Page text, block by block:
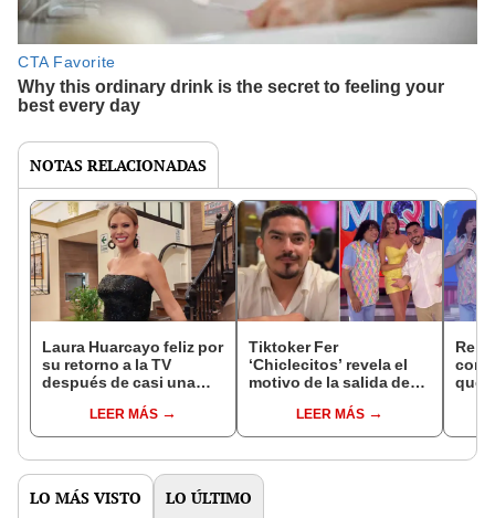
NOTAS RELACIONADAS
Laura Huarcayo feliz por
su retorno a la TV
después de casi una
rating de ‘Mande quien
mande’: “Quiero
LEER MÁS
Tiktoker Fer
‘Chiclecitos’ revela el
motivo de la salida de
(Laura) No estaba tan
contenta"
LEER MÁS
"No
LO MÁS VISTO LO ÚLTIMO